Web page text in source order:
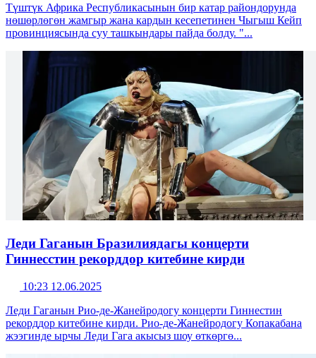
Түштүк Африка Республикасынын бир катар райондорунда
нөшөрлөгөн жамгыр жана кардын кесепетинен Чыгыш Кейп
провинциясында суу ташкындары пайда болду. "...
Леди Гаганын Бразилиядагы концерти
Гиннесстин рекорддор китебине кирди
10:23 12.06.2025
Леди Гаганын Рио-де-Жанейродогу концерти Гиннестин
рекорддор китебине кирди. Рио-де-Жанейродогу Копакабана
жээгинде ырчы Леди Гага акысыз шоу өткөргө...